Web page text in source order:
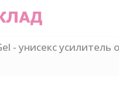
- унисекс усилитель